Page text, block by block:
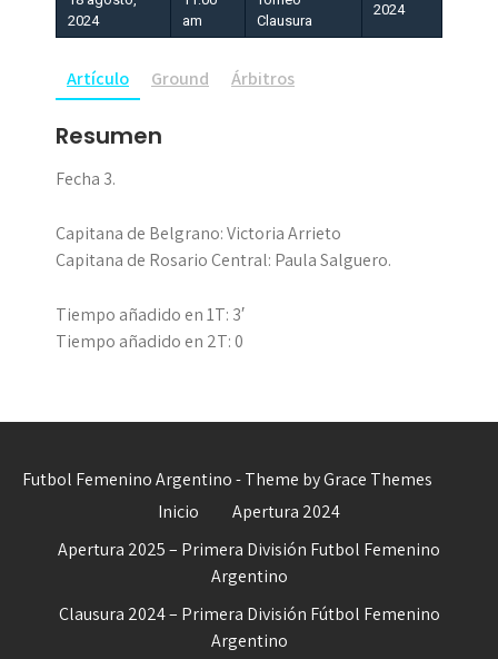
2024
am
Clausura
2024
Artículo Ground Árbitros
Resumen
Fecha 3.
Capitana de Belgrano: Victoria Arrieto
Capitana de Rosario Central: Paula Salguero.
Tiempo añadido en 1T: 3′
Tiempo añadido en 2T: 0
Futbol Femenino Argentino - Theme by Grace Themes
Inicio
Apertura 2024
Apertura 2025 – Primera División Futbol Femenino
Argentino
Clausura 2024 – Primera División Fútbol Femenino
Argentino